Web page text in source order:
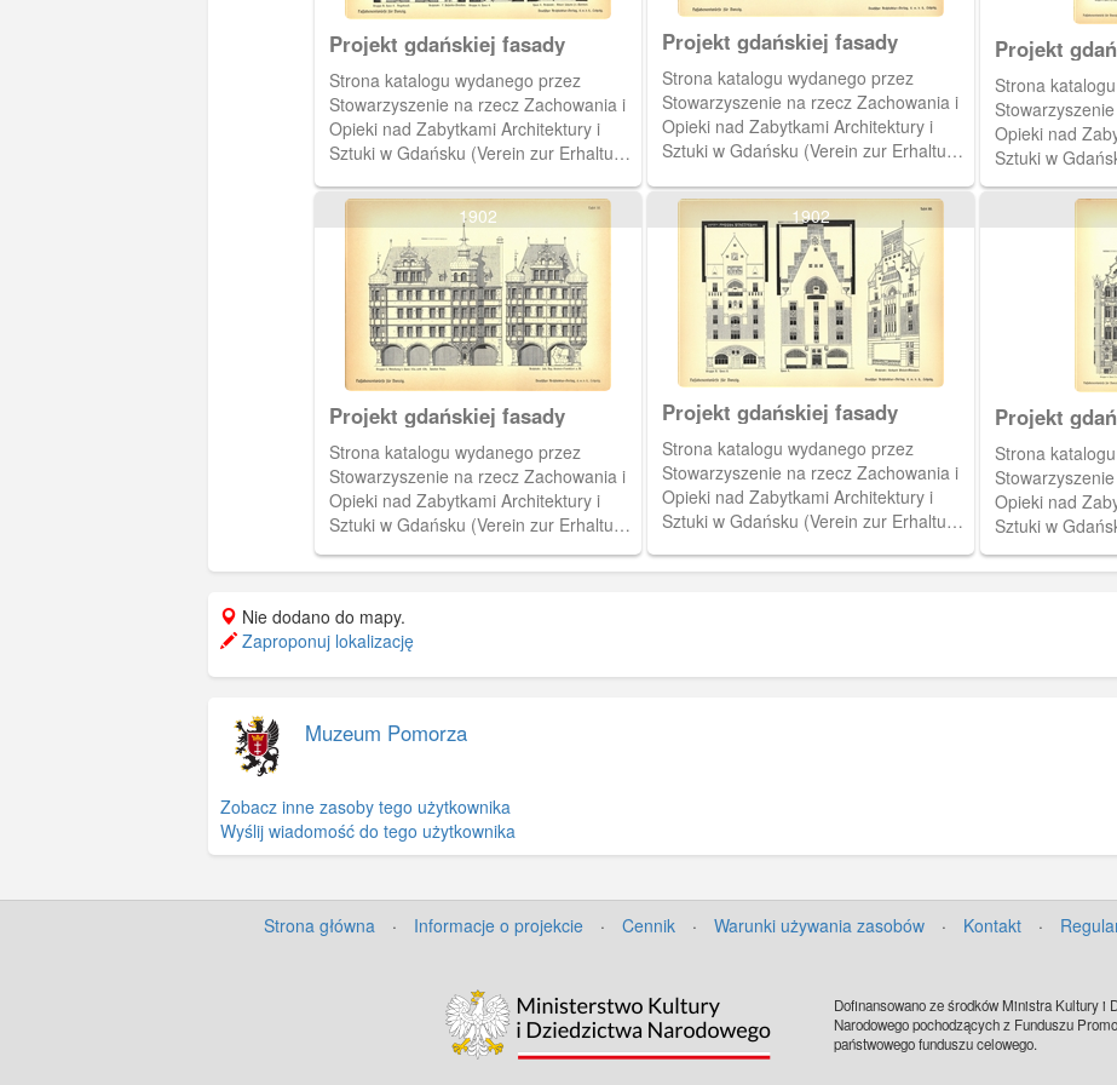
Projekt gdańskiej fasady
Strona katalogu wydanego przez
Stowarzyszenie na rzecz Zachowania i
Opieki nad Zabytkami Architektury i
Sztuki w Gdańsku (Verein zur Erhaltung
Kunstdenkmäler in Danzig). Katalog
przedstawia projekty gdańskich fasad
zgłoszone na konkurs w 1902 r.
Projekt gdańskiej fasady
Strona katalogu wydanego przez
Stowarzyszenie na rzecz Zachowania i
Opieki nad Zabytkami Architektury i
Sztuki w Gdańsku (Verein zur Erhaltung
Kunstdenkmäler in Danzig). Katalog
przedstawia projekty gdańskich fasad
zgłoszone na konkurs w 1902 r.
Projekt
Strona
Opieki nad
Sztuki w
und Pflege der
przedstawia
zgłoszone na
1902
Projekt gdańskiej fasady
Strona katalogu wydanego przez
Stowarzyszenie na rzecz Zachowania i
Opieki nad Zabytkami Architektury i
Sztuki w Gdańsku (Verein zur Erhaltung
Kunstdenkmäler in Danzig). Katalog
zgłoszone na konkurs w 1902 r.
1902
Projekt gdańskiej fasady
Strona katalogu wydanego przez
Stowarzyszenie na rzecz Zachowania i
Opieki nad Zabytkami Architektury i
Sztuki w Gdańsku (Verein zur Erhaltung
Kunstdenkmäler in Danzig). Katalog
Projekt
Strona
Opieki nad
Sztuki w
und Pflege der
Nie dodano do mapy.
Zaproponuj lokalizację
Muzeum Pomorza
Zobacz inne zasoby tego użytkownika
Wyślij wiadomość do tego użytkownika
Strona główna · Informacje o projekcie · Cennik · Warunki używania zasobów · Kontakt ·
Dofinansowano ze środków Ministra Kultury i
Narodowego pochodzących z Funduszu
państwowego funduszu celowego.